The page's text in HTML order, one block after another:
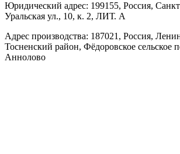
Юридический адрес: 199155, Россия,
Уральская ул., 10, к. 2, ЛИТ. А
Адрес производства: 187021, Россия,
Тосненский район, Фёдоровское сельское
Аннолово